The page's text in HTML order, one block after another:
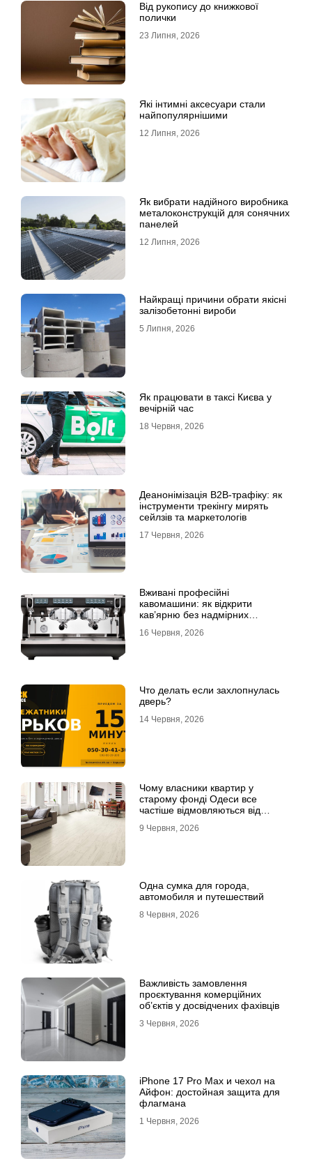
Від рукопису до книжкової
полички
23 Липня, 2026
Які інтимні аксесуари стали
найпопулярнішими
12 Липня, 2026
Як вибрати надійного виробника
металоконструкцій для сонячних
панелей
12 Липня, 2026
Найкращі причини обрати якісні
залізобетонні вироби
5 Липня, 2026
Як працювати в таксі Києва у
вечірній час
18 Червня, 2026
Деанонімізація B2B-трафіку: як
інструменти трекінгу мирять
сейлзів та маркетологів
17 Червня, 2026
Вживані професійні
кавомашини: як відкрити
кав’ярню без надмірних
16 Червня, 2026
Что делать если захлопнулась
дверь?
14 Червня, 2026
Чому власники квартир у
старому фонді Одеси все
частіше відмовляються від
9 Червня, 2026
Одна сумка для города,
автомобиля и путешествий
8 Червня, 2026
Важливість замовлення
проєктування комерційних
об’єктів у досвідчених фахівців
3 Червня, 2026
iPhone 17 Pro Max и чехол на
Айфон: достойная защита для
флагмана
1 Червня, 2026